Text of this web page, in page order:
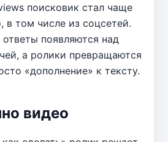
поисковик стал чаще
в том числе из соцсетей.
появляются над
а ролики превращаются
«дополнение» к тексту.
видео